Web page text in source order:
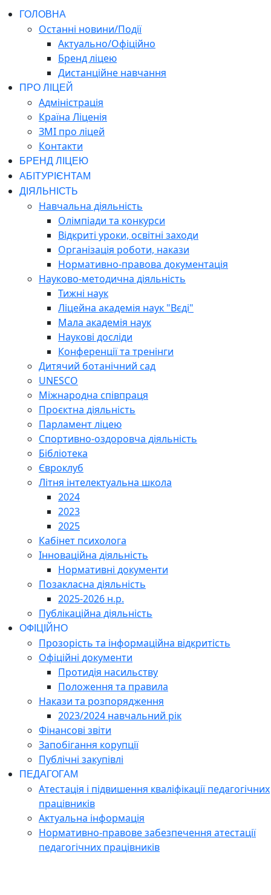
ГОЛОВНА
Останні новини/Події
Актуально/Офіційно
Бренд ліцею
Дистанційне навчання
ПРО ЛІЦЕЙ
Адміністрація
Країна Ліценія
ЗМІ про ліцей
Контакти
БРЕНД ЛІЦЕЮ
АБІТУРІЄНТАМ
ДІЯЛЬНІСТЬ
Навчальна діяльність
Олімпіади та конкурси
Відкриті уроки, освітні заходи
Організація роботи, накази
Нормативно-правова документація
Науково-методична діяльність
Тижні наук
Ліцейна академія наук "Вєді"
Мала академія наук
Наукові досліди
Конференції та тренінги
Дитячий ботанічний сад
UNESCO
Міжнародна співпраця
Проєктна діяльність
Парламент ліцею
Спортивно-оздоровча діяльність
Бібліотека
Євроклуб
Літня інтелектуальна школа
2024
2023
2025
Кабінет психолога
Інноваційна діяльність
Нормативні документи
Позакласна діяльність
2025-2026 н.р.
Публікаційна діяльність
ОФІЦІЙНО
Прозорість та інформаційна відкритість
Офіційні документи
Протидія насильству
Положення та правила
Накази та розпорядження
2023/2024 навчальний рік
Фінансові звіти
Запобігання корупції
Публічні закупівлі
ПЕДАГОГАМ
Атестація і підвишення кваліфікації педагогічних
працівників
Актуальна інформація
Нормативно-правове забезпечення атестації
педагогічних працівників